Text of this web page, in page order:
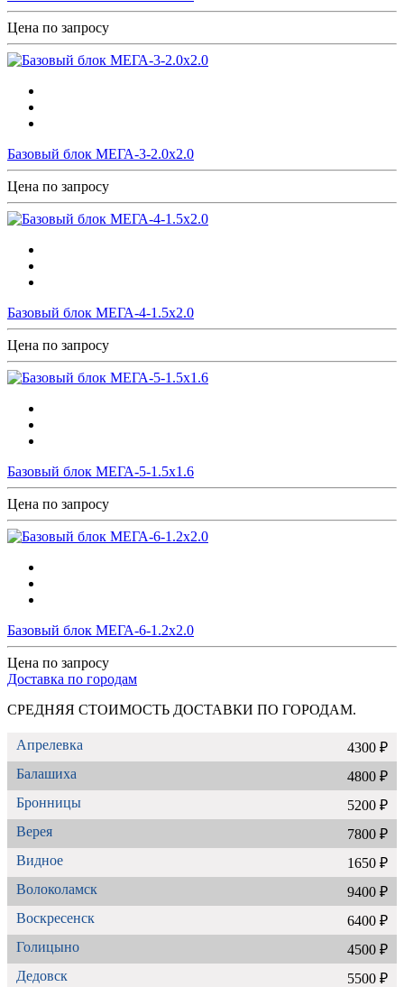
Цена по запросу
Базовый блок МЕГА-3-2.0х2.0
Цена по запросу
Базовый блок МЕГА-4-1.5х2.0
Цена по запросу
Базовый блок МЕГА-5-1.5х1.6
Цена по запросу
Базовый блок МЕГА-6-1.2х2.0
Цена по запросу
Доставка по городам
СРЕДНЯЯ СТОИМОСТЬ ДОСТАВКИ ПО ГОРОДАМ.
Апрелевка
4300 ₽
Балашиха
4800 ₽
Бронницы
5200 ₽
Верея
7800 ₽
Видное
1650 ₽
Волоколамск
9400 ₽
Воскресенск
6400 ₽
Голицыно
4500 ₽
Дедовск
5500 ₽